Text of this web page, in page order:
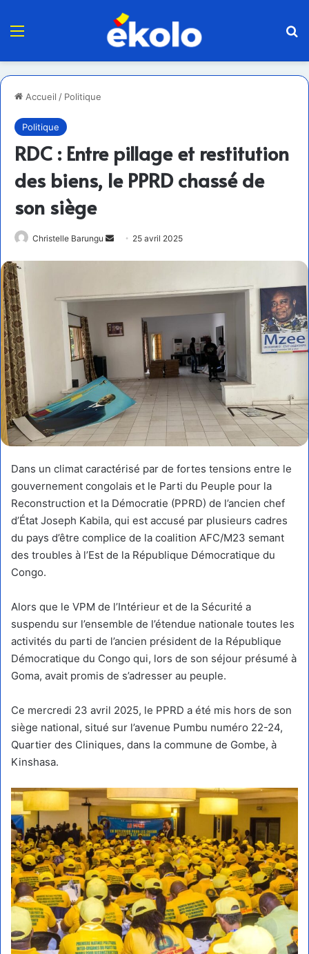
Menu
Accueil / Politique
Politique
RDC : Entre pillage et restitution
des biens, le PPRD chassé de
son siège
Christelle Barungu
Envoyer25 avril 2025
Dans un climat caractérisé par de fortes tensions entre le
gouvernement congolais et le Parti du Peuple pour la
Reconstruction et la Démocratie (PPRD) de l’ancien chef
d’État Joseph Kabila, qui est accusé par plusieurs cadres
du pays d’être complice de la coalition AFC/M23 semant
des troubles à l’Est de la République Démocratique du
Congo.
Alors que le VPM de l’Intérieur et de la Sécurité a
suspendu sur l’ensemble de l’étendue nationale toutes les
activités du parti de l’ancien président de la République
Démocratique du Congo qui, lors de son séjour présumé à
Goma, avait promis de s’adresser au peuple.
Ce mercredi 23 avril 2025, le PPRD a été mis hors de son
siège national, situé sur l’avenue Pumbu numéro 22-24,
Quartier des Cliniques, dans la commune de Gombe, à
Kinshasa.